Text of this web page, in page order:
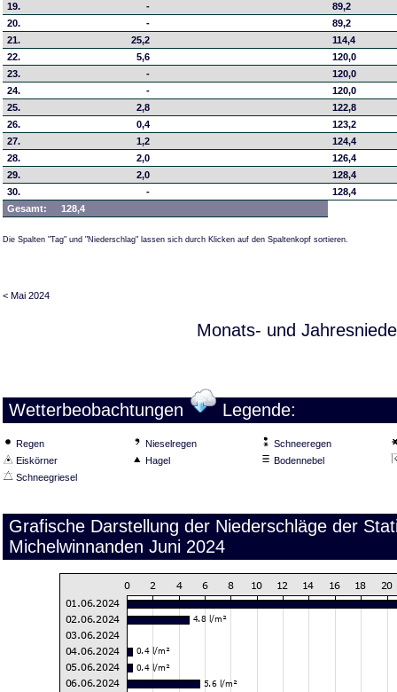
19.
-
89,2
20.
-
89,2
21.
25,2
114,4
22.
5,6
120,0
23.
-
120,0
24.
-
120,0
25.
2,8
122,8
26.
0,4
123,2
27.
1,2
124,4
28.
2,0
126,4
29.
2,0
128,4
30.
-
128,4
Gesamt:
128,4
Die Spalten "Tag" und "Niederschlag" lassen sich durch Klicken auf den Spaltenkopf sortieren.
< Mai 2024
Monats- und
Wetterbeobachtungen Legende:
Regen Nieselregen
Schneeregen
Eiskörner
Hagel
Bodennebel
Schneegriesel
Grafische Darstellung der Niederschläge der
Michelwinnanden Juni 2024